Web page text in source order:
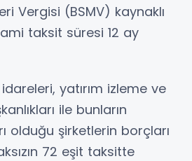
Vergisi (BSMV) kaynaklı
taksit süresi 12 ay
yatırım izleme ve
ile bunların
olduğu şirketlerin borçları
72 eşit taksitte